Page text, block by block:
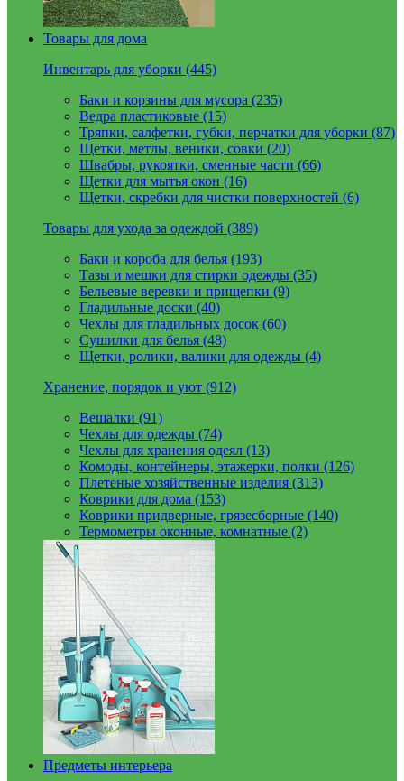
Товары для дома
Инвентарь для уборки (445)
Баки и корзины для мусора (235)
Ведра пластиковые (15)
Тряпки, салфетки, губки, перчатки для уборки (87)
Щетки, метлы, веники, совки (20)
Швабры, рукоятки, сменные части (66)
Щетки для мытья окон (16)
Щетки, скребки для чистки поверхностей (6)
Товары для ухода за одеждой (389)
Баки и короба для белья (193)
Тазы и мешки для стирки одежды (35)
Бельевые веревки и прищепки (9)
Гладильные доски (40)
Чехлы для гладильных досок (60)
Сушилки для белья (48)
Щетки, ролики, валики для одежды (4)
Хранение, порядок и уют (912)
Вешалки (91)
Чехлы для одежды (74)
Чехлы для хранения одеял (13)
Комоды, контейнеры, этажерки, полки (126)
Плетеные хозяйственные изделия (313)
Коврики для дома (153)
Коврики придверные, грязесборные (140)
Термометры оконные, комнатные (2)
Предметы интерьера